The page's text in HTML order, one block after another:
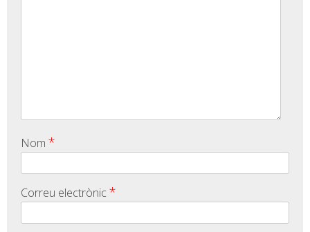
Nom *
Correu electrònic *